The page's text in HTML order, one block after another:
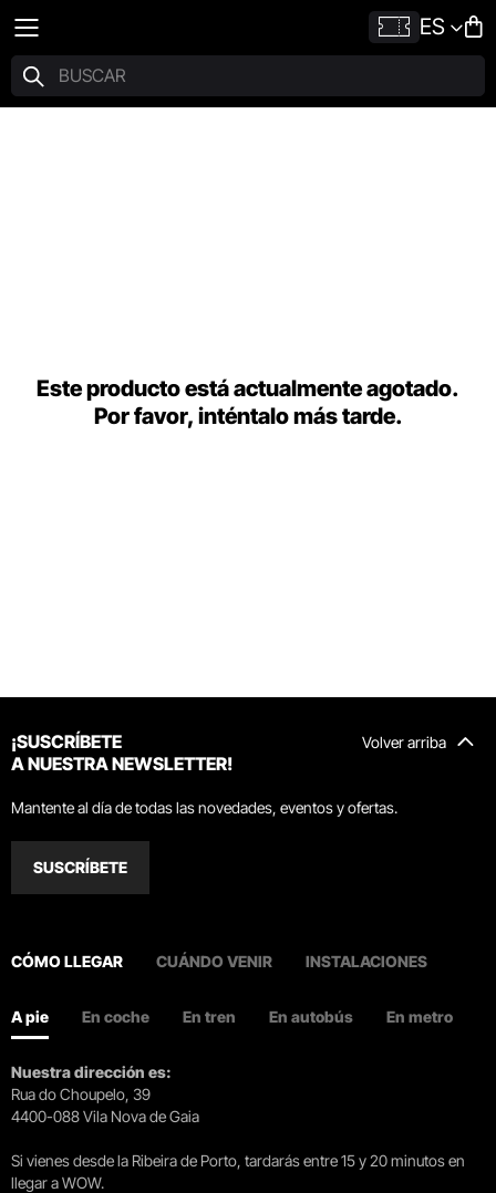
ES
Este producto está actualmente agotado.
Por favor, inténtalo más tarde.
Volver arriba
¡SUSCRÍBETE
A NUESTRA NEWSLETTER!
Mantente al día de todas las novedades, eventos y ofertas.
SUSCRÍBETE
CÓMO LLEGAR CUÁNDO VENIR INSTALACIONES
A pie En coche En tren En autobús En metro
Nuestra dirección es:
Rua do Choupelo, 39
4400-088 Vila Nova de Gaia
Si vienes desde la Ribeira de Porto, tardarás entre 15 y 20 minutos en
llegar a WOW.